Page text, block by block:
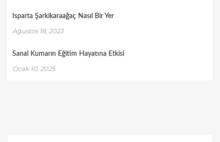
Isparta Şarkikaraağaç Nasıl Bir Yer
Ağustos 18, 2023
Sanal Kumarın Eğitim Hayatına Etkisi
Ocak 10, 2025